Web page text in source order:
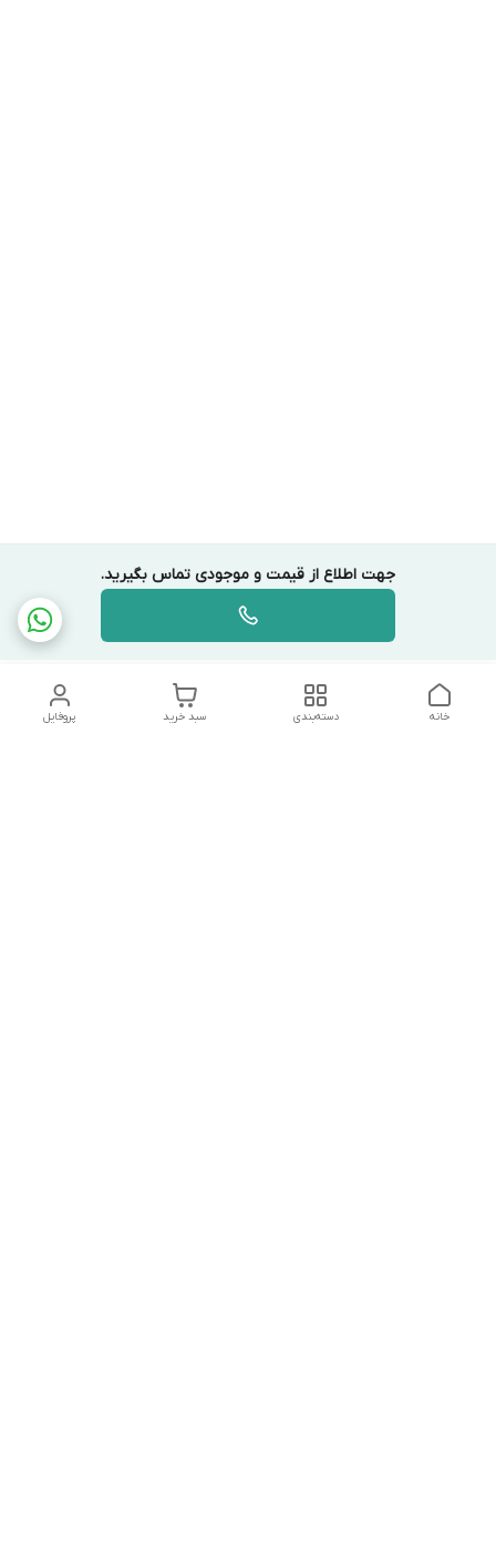
جهت اطلاع از قیمت و موجودی تماس بگیرید.
پروفایل سبد خرید دسته‌بندی خانه